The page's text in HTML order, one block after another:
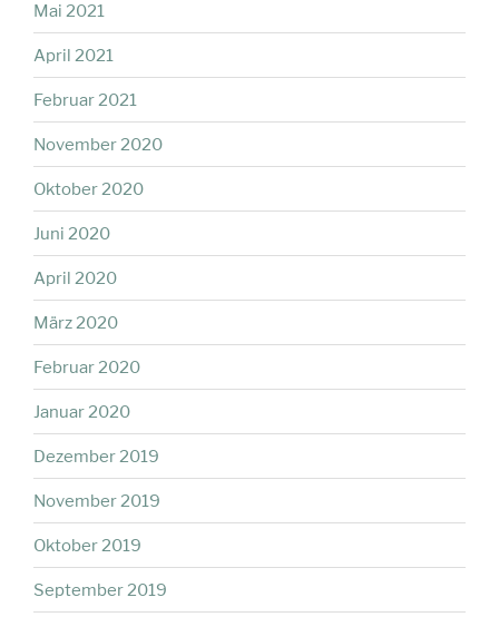
Mai 2021
April 2021
Februar 2021
November 2020
Oktober 2020
Juni 2020
April 2020
März 2020
Februar 2020
Januar 2020
Dezember 2019
November 2019
Oktober 2019
September 2019